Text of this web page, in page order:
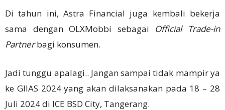
Di tahun ini, Astra Financial juga kembali bekerja
sama dengan OLXMobbi sebagai Official Trade-in
Partnerbagi konsumen.
Jadi tunggu apalagi.. Jangan sampai tidak mampir ya
ke GIIAS 2024 yang akan dilaksanakan pada 18 – 28
Juli 2024 di ICE BSD City, Tangerang.